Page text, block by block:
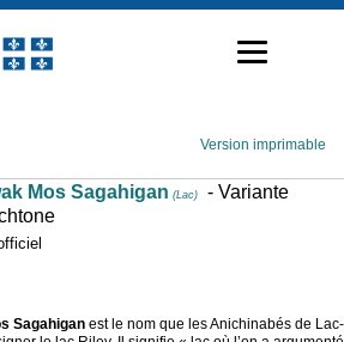
Version imprimable
Mos Sagahigan (Lac)
- Variante
Sagahigan est le nom que les Anichinabés de Lac-